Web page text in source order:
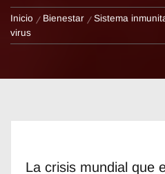
Inicio Bienestar
Sistema
virus
La crisis mundial que